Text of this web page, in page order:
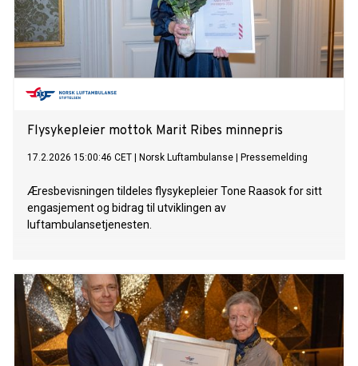
Flysykepleier mottok Marit Ribes minnepris
17.2.2026 15:00:46 CET Norsk Luftambulanse Pressemelding
Æresbevisningen tildeles flysykepleier Tone Raasok for sitt
engasjement og bidrag til utviklingen av
luftambulansetjenesten.